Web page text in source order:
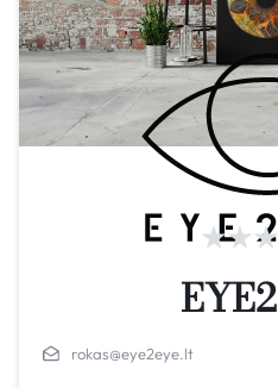
rokas@eye2eye.lt